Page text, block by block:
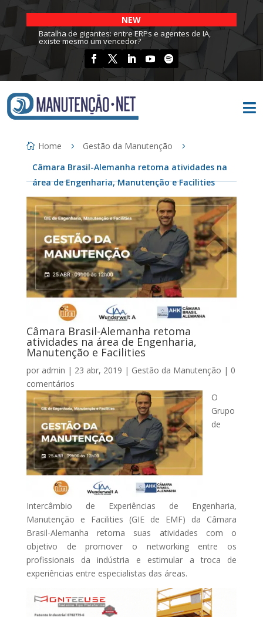
NEW
Batalha de gigantes: entre ERPs e agentes de IA,
existe mesmo um vencedor?

Home
Gestão da Manutenção
Câmara Brasil-Alemanha retoma atividades na
área de Engenharia, Manutenção e Facilities
Câmara Brasil-Alemanha retoma
atividades na área de Engenharia,
Manutenção e Facilities
por admin | 23 abr, 2019 | Gestão da Manutenção | 0
comentários
O
Grupo
de
Intercâmbio de Experiências de Engenharia,
Manutenção e Facilities (GIE de EMF) da Câmara
Brasil-Alemanha retorna suas atividades com o
objetivo de promover o networking entre os
profissionais da indústria e estimular a troca de
experiências entre especialistas das áreas.